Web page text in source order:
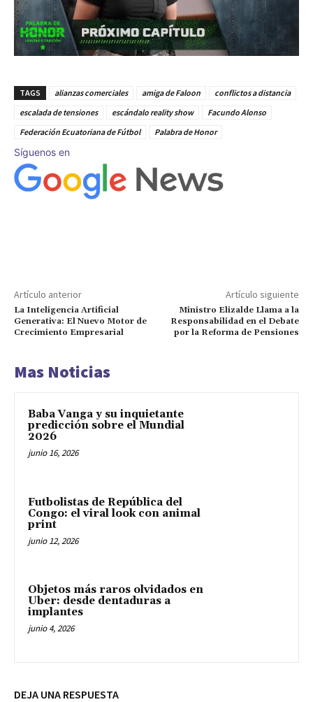
TAGS alianzas comerciales amiga de Faloon
conflictos a distancia
escalada de tensiones
escándalo reality show
Facundo Alonso
Federación Ecuatoriana de Fútbol
Palabra de Honor
Síguenos en
Artículo anterior
La Inteligencia Artificial
Generativa: El Nuevo Motor de
Crecimiento Empresarial
Artículo siguiente
Ministro Elizalde Llama a la
Responsabilidad en el Debate
por la Reforma de Pensiones
Mas Noticias
Baba Vanga y su inquietante
predicción sobre el Mundial
2026
junio 16, 2026
Futbolistas de República del
Congo: el viral look con animal
print
junio 12, 2026
Objetos más raros olvidados en
Uber: desde dentaduras a
implantes
junio 4, 2026
DEJA UNA RESPUESTA